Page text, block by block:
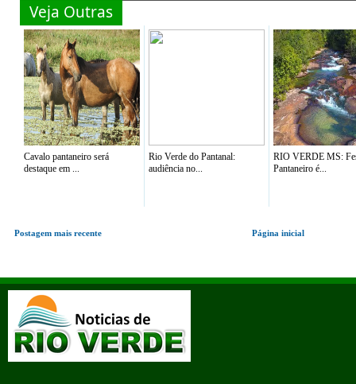
Veja Outras
Cavalo pantaneiro será
destaque em ...
Rio Verde do Pantanal:
audiência no...
RIO VERDE MS:
Pantaneiro é...
Postagem mais recente Página inicial